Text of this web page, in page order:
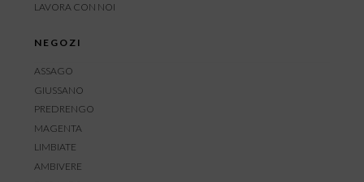
LAVORA CON NOI
NEGOZI
ASSAGO
GIUSSANO
PREDRENGO
MAGENTA
LIMBIATE
AMBIVERE